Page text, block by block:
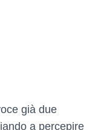
già due
a percepire